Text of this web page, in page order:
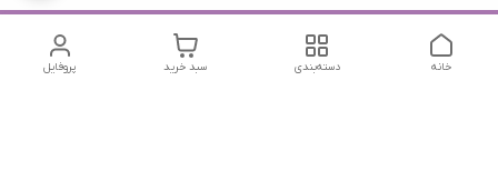
پروفایل سبد خرید دسته‌بندی خانه